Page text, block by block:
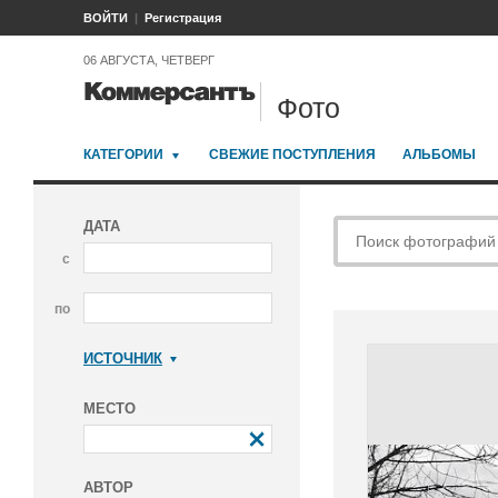
ВОЙТИ Регистрация
06 АВГУСТА, ЧЕТВЕРГ
Фото
КАТЕГОРИИ СВЕЖИЕ ПОСТУПЛЕНИЯ АЛЬБОМЫ
ДАТА
с
по
ИСТОЧНИК
МЕСТО
АВТОР